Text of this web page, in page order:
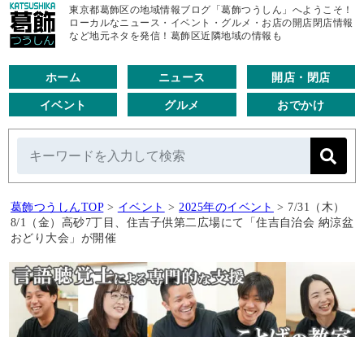
東京都葛飾区の地域情報ブログ「葛飾つうしん」へようこそ！
ローカルなニュース・イベント・グルメ・お店の開店閉店情報
など地元ネタを発信！葛飾区近隣地域の情報も
ホーム ニュース 開店・閉店
イベント グルメ おでかけ
葛飾つうしんTOP > イベント > 2025年のイベント > 7/31（木）
8/1（金）高砂7丁目、住吉子供第二広場にて「住吉自治会 納涼盆
おどり大会」が開催